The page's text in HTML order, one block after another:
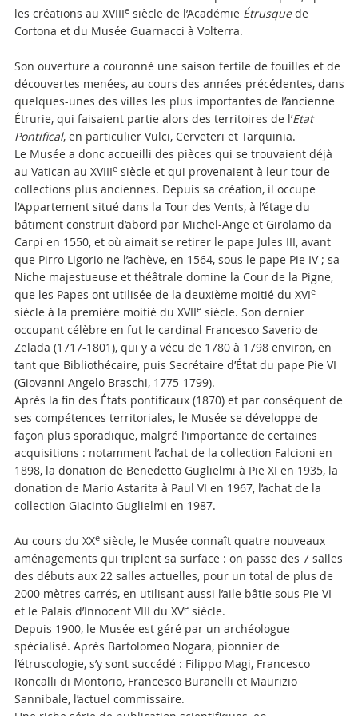
les créations au XVIIIesiècle de l’Académie Étrusquede
Cortona et du Musée Guarnacci à Volterra.
Son ouverture a couronné une saison fertile de fouilles et de
découvertes menées, au cours des années précédentes, dans
quelques-unes des villes les plus importantes de l’ancienne
Étrurie, qui faisaient partie alors des territoires de l’Etat
Pontifical, en particulier Vulci, Cerveteri et Tarquinia.
Le Musée a donc accueilli des pièces qui se trouvaient déjà
au Vatican au XVIIIesiècle et qui provenaient à leur tour de
collections plus anciennes. Depuis sa création, il occupe
l’Appartement situé dans la Tour des Vents, à l’étage du
bâtiment construit d’abord par Michel-Ange et Girolamo da
Carpi en 1550, et où aimait se retirer le pape Jules III, avant
que Pirro Ligorio ne l’achève, en 1564, sous le pape Pie IV ; sa
Niche majestueuse et théâtrale domine la Cour de la Pigne,
que les Papes ont utilisée de la deuxième moitié du XVIe
siècle à la première moitié du XVIIesiècle. Son dernier
occupant célèbre en fut le cardinal Francesco Saverio de
Zelada (1717-1801), qui y a vécu de 1780 à 1798 environ, en
tant que Bibliothécaire, puis Secrétaire d’État du pape Pie VI
(Giovanni Angelo Braschi, 1775-1799).
Après la fin des États pontificaux (1870) et par conséquent de
ses compétences territoriales, le Musée se développe de
façon plus sporadique, malgré l’importance de certaines
acquisitions : notamment l’achat de la collection Falcioni en
1898, la donation de Benedetto Guglielmi à Pie XI en 1935, la
donation de Mario Astarita à Paul VI en 1967, l’achat de la
collection Giacinto Guglielmi en 1987.
Au cours du XXesiècle, le Musée connaît quatre nouveaux
aménagements qui triplent sa surface : on passe des 7 salles
des débuts aux 22 salles actuelles, pour un total de plus de
2000 mètres carrés, en utilisant aussi l’aile bâtie sous Pie VI
et le Palais d’Innocent VIII du XVesiècle.
Depuis 1900, le Musée est géré par un archéologue
spécialisé. Après Bartolomeo Nogara, pionnier de
l’étruscologie, s’y sont succédé : Filippo Magi, Francesco
Roncalli di Montorio, Francesco Buranelli et Maurizio
Sannibale, l’actuel commissaire.